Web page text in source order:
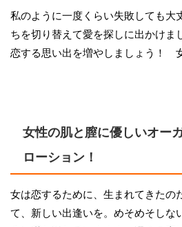
私のように一度くらい失敗しても大
ちを切り替えて愛を探しに出かけま
恋する思い出を増やしましょう！
女性の肌と膣に優しいオー
ローション！
女は恋するために、生まれてきたの
て、新しい出逢いを。めそめそしな